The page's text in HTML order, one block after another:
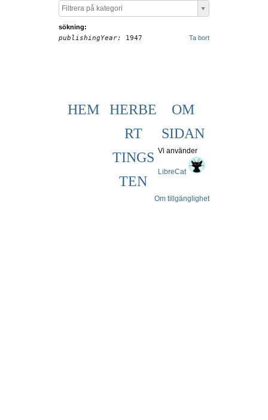
Filtrera på kategori
sökning:
Ta bort
publishingYear: 1947
HEM
HERBE
RT
TINGS
TEN
OM
SIDAN
Om tillgänglighet
Vi använder
LibreCat